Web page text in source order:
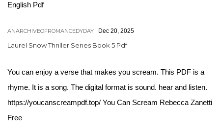
English Pdf
ANARCHIVEOFROMANCEDYDAY Dec 20, 2025
Laurel Snow Thriller Series Book 5 Pdf
You can enjoy a verse that makes you scream. This PDF is a
rhyme. It is a song. The digital format is sound. hear and listen.
https://youcanscreampdf.top/ You Can Scream Rebecca Zanetti
Free